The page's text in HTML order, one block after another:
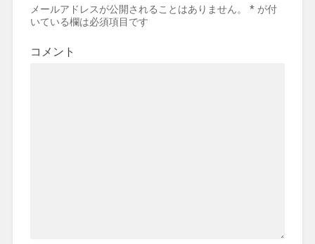
メールアドレスが公開されることはありません。 *が付
いている欄は必須項目です
コメント